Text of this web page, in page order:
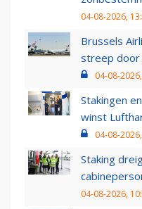
04-08-2026,
Brussels
streep
04-08-
Stakingen
winst
04-08-
Staking
04-08-2026,